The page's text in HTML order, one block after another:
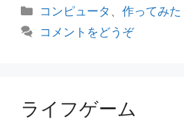
カ
コンピュータ 、作ってみた
コメントをどうぞ
ライフゲーム